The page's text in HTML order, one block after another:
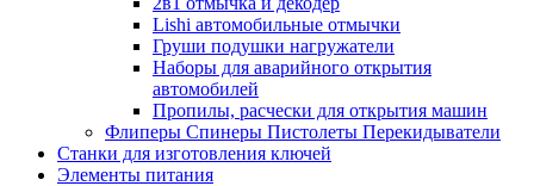
Lishi автомобильные отмычки
Груши подушки нагружатели
Наборы для аварийного открытия
автомобилей
Пропилы, расчески для открытия машин
Флиперы Спинеры Пистолеты Перекидыватели
Станки для изготовления ключей
Элементы питания